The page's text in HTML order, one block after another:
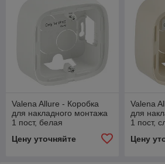
Valena Allure - Коробка
для накладного монтажа
1 пост, белая
Цену уточняйте
Valena
для
1 пост,
Цену